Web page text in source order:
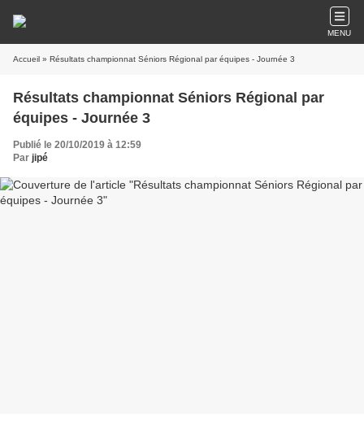
MENU
Accueil » Résultats championnat Séniors Régional par équipes - Journée 3
Résultats championnat Séniors Régional par
équipes - Journée 3
Publié le 20/10/2019 à 12:59
Par jipé